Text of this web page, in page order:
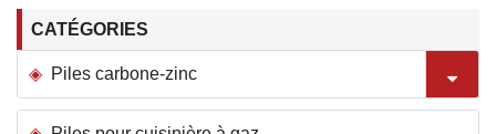
CATÉGORIES
Piles carbone-zinc